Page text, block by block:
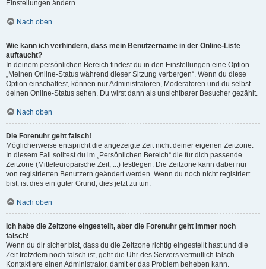
Einstellungen ändern.
Nach oben
Wie kann ich verhindern, dass mein Benutzername in der Online-Liste
auftaucht?
In deinem persönlichen Bereich findest du in den Einstellungen eine Option
„Meinen Online-Status während dieser Sitzung verbergen“. Wenn du diese
Option einschaltest, können nur Administratoren, Moderatoren und du selbst
deinen Online-Status sehen. Du wirst dann als unsichtbarer Besucher gezählt.
Nach oben
Die Forenuhr geht falsch!
Möglicherweise entspricht die angezeigte Zeit nicht deiner eigenen Zeitzone.
In diesem Fall solltest du im „Persönlichen Bereich“ die für dich passende
Zeitzone (Mitteleuropäische Zeit, ...) festlegen. Die Zeitzone kann dabei nur
von registrierten Benutzern geändert werden. Wenn du noch nicht registriert
bist, ist dies ein guter Grund, dies jetzt zu tun.
Nach oben
Ich habe die Zeitzone eingestellt, aber die Forenuhr geht immer noch
falsch!
Wenn du dir sicher bist, dass du die Zeitzone richtig eingestellt hast und die
Zeit trotzdem noch falsch ist, geht die Uhr des Servers vermutlich falsch.
Kontaktiere einen Administrator, damit er das Problem beheben kann.